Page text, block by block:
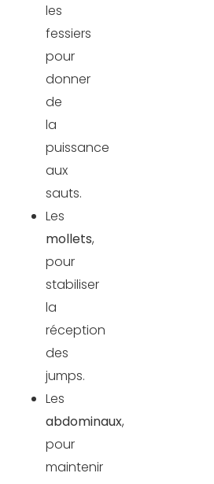
les
fessiers
pour
donner
de
la
puissance
aux
sauts.
Les
mollets,
pour
stabiliser
la
réception
des
jumps.
Les
abdominaux,
pour
maintenir